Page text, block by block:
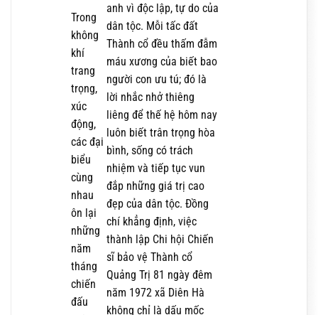
Trong
không
khí
trang
trọng,
xúc
động,
các đại
biểu
cùng
nhau
ôn lại
những
năm
tháng
chiến
đấu
anh vì độc lập, tự do của
dân tộc. Mỗi tấc đất
Thành cổ đều thấm đẫm
máu xương của biết bao
người con ưu tú; đó là
lời nhắc nhở thiêng
liêng để thế hệ hôm nay
luôn biết trân trọng hòa
bình, sống có trách
nhiệm và tiếp tục vun
đắp những giá trị cao
đẹp của dân tộc. Đồng
chí khẳng định, việc
thành lập Chi hội Chiến
sĩ bảo vệ Thành cổ
Quảng Trị 81 ngày đêm
năm 1972 xã Diên Hà
không chỉ là dấu mốc